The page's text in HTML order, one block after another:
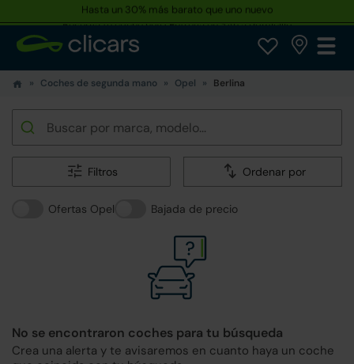
Reserva tu coche hoy · Entrega en 24h a domicilio
Coches de segunda mano Opel Berlina
Filtros Ordenar por
Ofertas Opel Bajada de precio
No se encontraron coches para tu búsqueda
Crea una alerta y te avisaremos en cuanto haya un coche